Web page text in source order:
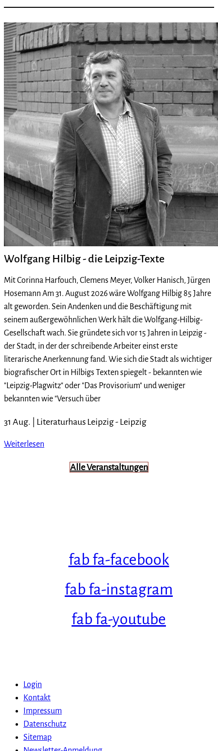
Wolfgang Hilbig - die Leipzig-Texte
Mit Corinna Harfouch, Clemens Meyer, Volker Hanisch, Jürgen
Hosemann Am 31. August 2026 wäre Wolfgang Hilbig 85 Jahre
alt geworden. Sein Andenken und die Beschäftigung mit
seinem außergewöhnlichen Werk hält die Wolfgang-Hilbig-
Gesellschaft wach. Sie gründete sich vor 15 Jahren in Leipzig -
der Stadt, in der der schreibende Arbeiter einst erste
literarische Anerkennung fand. Wie sich die Stadt als wichtiger
biografischer Ort in Hilbigs Texten spiegelt - bekannten wie
"Leipzig-Plagwitz" oder "Das Provisorium" und weniger
bekannten wie "Versuch über
31 Aug. | Literaturhaus Leipzig- Leipzig
Weiterlesen
Alle Veranstaltungen
fab fa-facebook
fab fa-instagram
fab fa-youtube
Login
Kontakt
Impressum
Datenschutz
Sitemap